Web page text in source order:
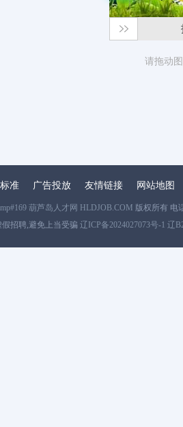
请拖动
准 广告投放 友情链接 网站地图
葫芦岛人才网 HLDJOB.COM 版权所有 电
招聘,避免上当受骗 辽ICP备2024027073号-1 辽